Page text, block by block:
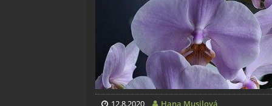
12.8.2020 Hana Musilová